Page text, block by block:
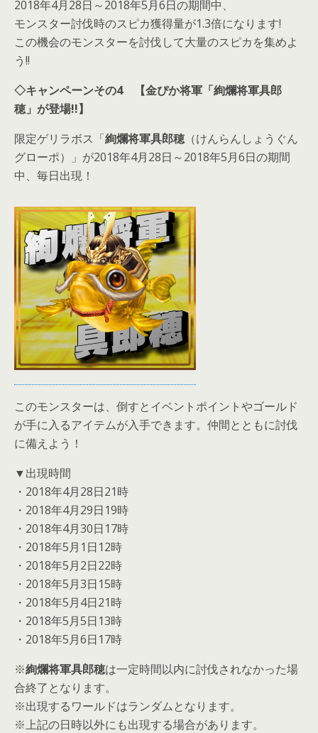
2018年4月28日～2018年5月6日の期間中、
モンスター討伐時のスピカ獲得量が1.3倍になります!
この機会のモンスターを討伐して大量のスピカを集めよ
う!!
◇キャンペーンその4 【金ぴか将軍「絢爛将軍具郎
穂」が登場!!】
限定ゲリラボス「絢爛将軍具郎穂 （けんらんしょうぐん
グローポ）」が2018年4月28日～2018年5月6日の期間
中、毎日出現！
このモンスターは、倒すとイベントポイントやゴールド
が手に入るアイテムが入手できます。仲間とともに討伐
に備えよう！
▼出現時間
・2018年4月28日21時
・2018年4月29日19時
・2018年4月30日17時
・2018年5月1日12時
・2018年5月2日22時
・2018年5月3日15時
・2018年5月4日21時
・2018年5月5日13時
・2018年5月6日17時
※絢爛将軍具郎穂は一定時間以内に討伐されなかった場
合終了となります。
※出現するワールドはランダムとなります。
※上記の日時以外にも出現する場合があります。